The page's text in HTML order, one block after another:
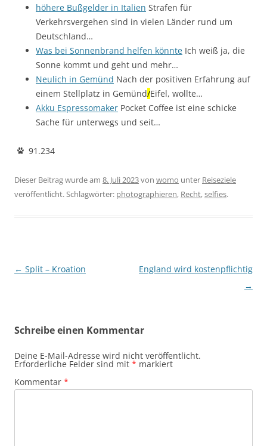
höhere Bußgelder in Italien Strafen für
Verkehrsvergehen sind in vielen Länder rund um
Deutschland…
Was bei Sonnenbrand helfen könnte Ich weiß ja, die
Sonne kommt und geht und mehr…
Neulich in Gemünd Nach der positiven Erfahrung auf
einem Stellplatz in Gemünd/Eifel, wollte…
Akku Espressomaker Pocket Coffee ist eine schicke
Sache für unterwegs und seit…
91.234
Dieser Beitrag wurde am 8. Juli 2023von womo unter Reiseziele
veröffentlicht. Schlagwörter: photographieren, Recht,selfies.
Beitragsnavigation
← Split – Kroation
England wird kostenpflichtig
→
Schreibe einen Kommentar
Deine E-Mail-Adresse wird nicht veröffentlicht.
Erforderliche Felder sind mit * markiert
Kommentar *